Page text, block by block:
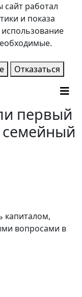
работал
и показа
Отказаться
первый
капиталом,
вопросами в